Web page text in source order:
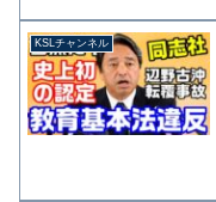
KSLチャンネル